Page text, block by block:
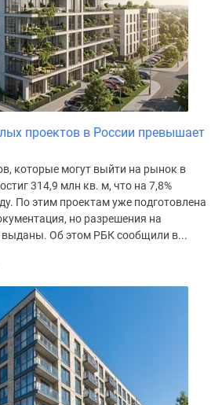
проектов в России превышает
которые могут выйти на рынок в
314,9 млн кв. м, что на 7,8%
По этим проектам уже подготовлена
но разрешения на
выданы. Об этом РБК сообщили в...